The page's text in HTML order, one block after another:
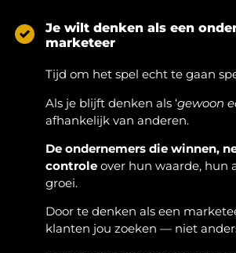
Je wilt denken als een
marketeer
Tijd om het spel echt te gaan
Als je blijft denken als ‘gewoon
afhankelijk van anderen.
De ondernemers die winnen,
controleover hun waarde, hun
groei.
Door te denken als een
klanten jou zoeken — niet